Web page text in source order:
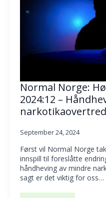
Normal Norge:
2024:12 –
September 24, 2024
Først vil Normal Norge
innspill til foreslåtte
håndheving av mindre
sagt er det viktig for oss…